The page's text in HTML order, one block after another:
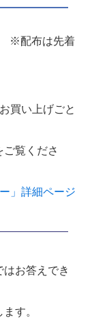
配布は先着
い上げごと
覧くださ
」詳細ページ
お答えでき
す。